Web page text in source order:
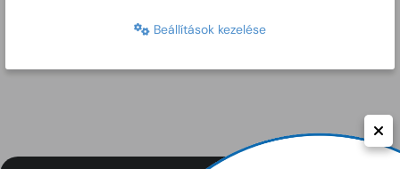
Beállítások kezelése